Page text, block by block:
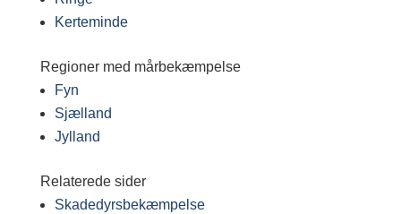
Kerteminde
Regioner med mårbekæmpelse
Fyn
Sjælland
Jylland
Relaterede sider
Skadedyrsbekæmpelse